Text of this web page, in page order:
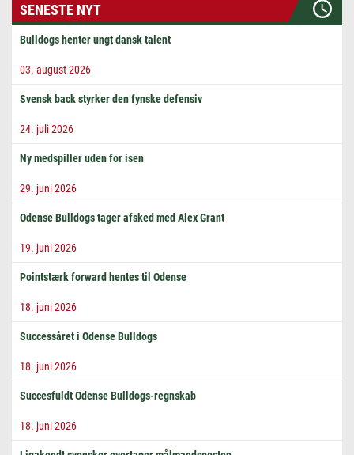
SENESTE NYT
Bulldogs henter ungt dansk talent
03. august 2026
Svensk back styrker den fynske defensiv
24. juli 2026
Ny medspiller uden for isen
29. juni 2026
Odense Bulldogs tager afsked med Alex Grant
19. juni 2026
Pointstærk forward hentes til Odense
18. juni 2026
Successåret i Odense Bulldogs
18. juni 2026
Succesfuldt Odense Bulldogs-regnskab
18. juni 2026